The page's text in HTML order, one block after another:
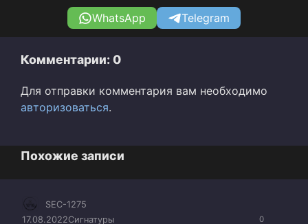
WhatsApp Telegram
Комментарии: 0
Для отправки комментария вам необходимо
авторизоваться.
Похожие записи
0
SEC-1275
17.08.2022Сигнатуры